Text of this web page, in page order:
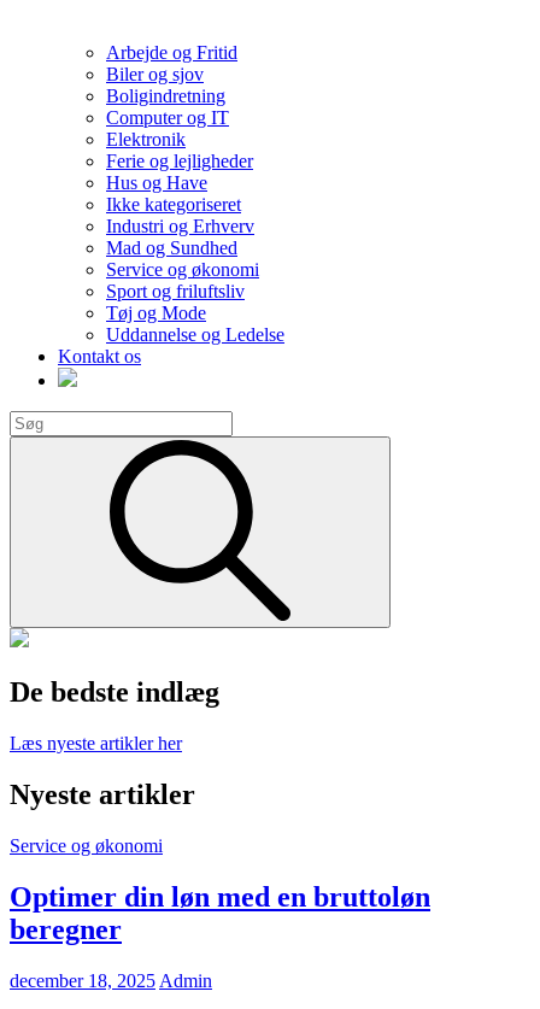
Arbejde og Fritid
Biler og sjov
Boligindretning
Computer og IT
Elektronik
Ferie og lejligheder
Hus og Have
Ikke kategoriseret
Industri og Erhverv
Mad og Sundhed
Service og økonomi
Sport og friluftsliv
Tøj og Mode
Uddannelse og Ledelse
Kontakt os
Search
for:
De bedste indlæg
Læs nyeste artikler herLæs
her
Nyeste artikler
Cat
Service og økonomi
Optimer din løn med en bruttoløn
beregner
Posted
december 18, 2025 Admin